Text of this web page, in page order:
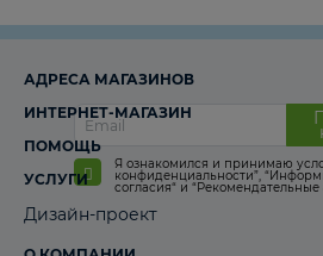
Я ознакомился и принимаю
конфиденциальности”,
согласия“ и “Рекомендательные
АДРЕСА МАГАЗИНОВ
ИНТЕРНЕТ-МАГАЗИН
ПОМОЩЬ
УСЛУГИ
Дизайн-проект